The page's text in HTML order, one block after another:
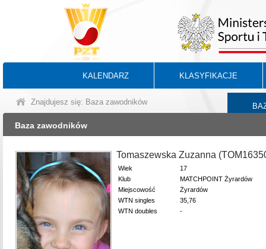
KALENDARZ KLASYFIKACJE
Znajdujesz się: Baza zawodników
Baza zawodników
Tomaszewska Zuzanna
Wiek
17
Klub
MATCHPOINT Żyrardów
Miejscowość
Żyrardów
WTN singles
35,76
WTN doubles
-